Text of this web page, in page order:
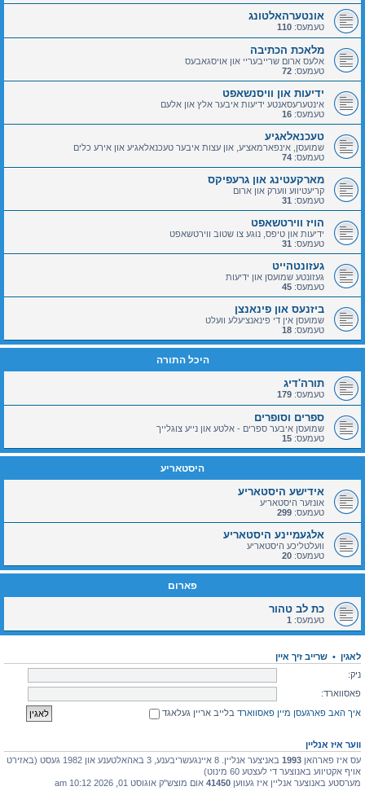
אונטערהאלטונג
טעמעס: 110
מלאכת הכתיבה
אלעס ארום שרייבעריי און אויסגאבעס
טעמעס: 72
ידיעות און וויסנשאפט
אינטערעסאנטע ידיעות איבער אלץ און אלעם
טעמעס: 16
טעכנאלאגיע
שמועסן, אינפארמאציע, און עצות איבער טעכנאלאגיע און אירע כלים
טעמעס: 74
מארקעטינג און גרעפיקס
קריעטיווע ווערק און ארום
טעמעס: 31
הויז ווירטשאפט
ידיעות און טיפס, נוגע צו שטוב ווירטשאפט
טעמעס: 31
געזונטהייט
געזונטע שמועסן און ידיעות
טעמעס: 45
ביזנעס און פינאנצן
שמועסן אין די פינאנציעלע וועלט
טעמעס: 18
היכל התורה
תורה'דיג
טעמעס: 179
ספרים וסופרים
שמועסן איבער ספרים - אלטע און נייע צוגלייך
טעמעס: 15
היסטאריע
אידישע היסטאריע
אונזער היסטאריע
טעמעס: 299
אלגעמיינע היסטאריע
וועלטליכע היסטאריע
טעמעס: 20
פארום
כת לב טהור
טעמעס: 1
לאגין • שרייב זיך איין
ניק:
פאסווארד:
איך האב פארגעסן מיין פאסווארד בלייב אריין געלאגד
ווער איז אנליין
עס איז פארהאן 1993
באניצער אנליין. 8 איינגעשריבענע, 3 באהאלטענע און 1982 געסט (באזירט
אויף אקטיווע באנוצער די לעצטע 60 מינוט)
מערסטע באנוצער אנליין איז געווען 41450 אום מוצש"ק אוגוסט 01, 2026 10:12 am